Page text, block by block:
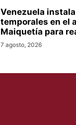
Venezuela
temporales en el
Maiquetía para
7 agosto, 2026